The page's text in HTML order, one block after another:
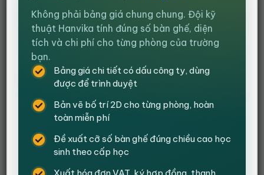
Không phải bảng giá chung chung. Đội kỹ
thuật Hanvika tính đúng số bàn ghế, diện
tích và chi phí cho từng phòng của trường
bạn.
Bảng giá chi tiết có dấu công ty, dùng
được để trình duyệt
Bản vẽ bố trí 2D cho từng phòng, hoàn
toàn miễn phí
Đề xuất cỡ số bàn ghế đúng chiều cao học
sinh theo cấp học